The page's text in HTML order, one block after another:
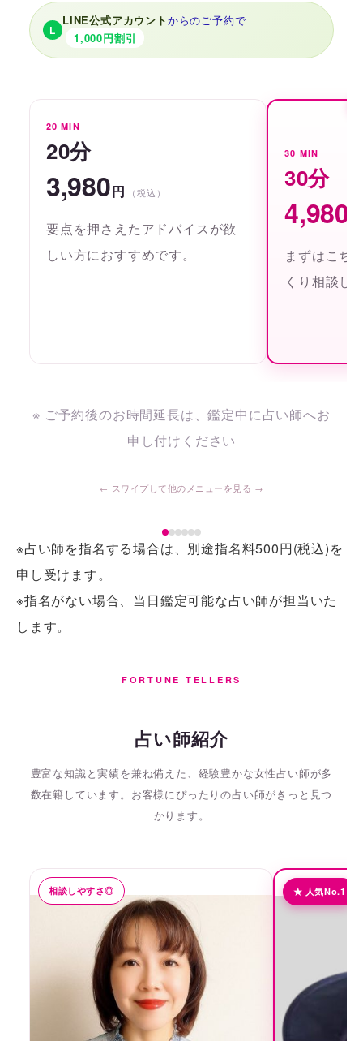
L
LINE公式アカウントからのご予約で
1,000円割引
20 MIN
20分
3,980円 （税込）
要点を押さえたアドバイスが欲
しい方におすすめです。
30 MIN
30分
4,980
まずはこち
くり相談し
※ ご予約後のお時間延長は、鑑定中に占い師へお
申し付けください
※占い師を指名する場合は、別途指名料500円(税込)を
申し受けます。
※指名がない場合、当日鑑定可能な占い師が担当いた
します。
FORTUNE TELLERS
占い師紹介
豊富な知識と実績を兼ね備えた、経験豊かな女性占い師が多
数在籍しています。 お客様にぴったりの占い師がきっと見つ
かります。
相談しやすさ◎ ★ 人気No.1